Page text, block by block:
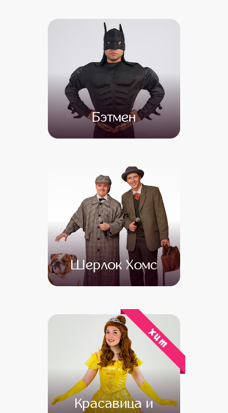
Бэтмен
Шерлок Хомс
Красавица и
хит